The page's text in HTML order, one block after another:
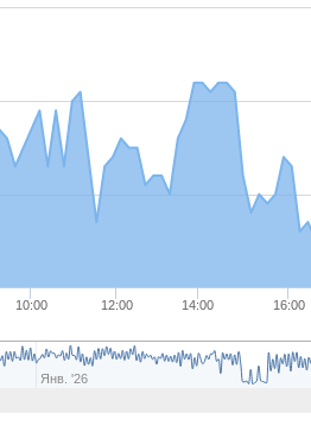
10:00 12:00 14:00 16:00
Янв. '26